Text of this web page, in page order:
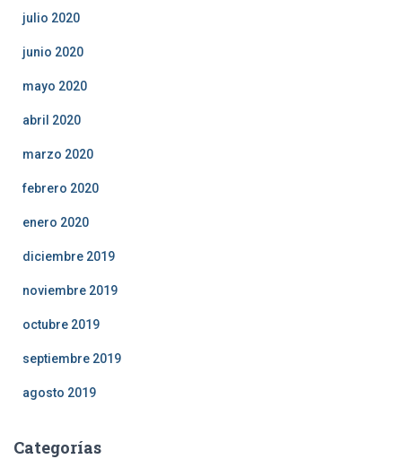
julio 2020
junio 2020
mayo 2020
abril 2020
marzo 2020
febrero 2020
enero 2020
diciembre 2019
noviembre 2019
octubre 2019
septiembre 2019
agosto 2019
Categorías